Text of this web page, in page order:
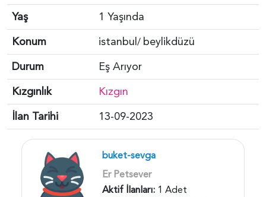
Yaş
1 Yaşında
Konum
istanbul/ beylikdüzü
Durum
Eş Arıyor
Kızgınlık
Kızgın
İlan Tarihi
13-09-2023
buket-sevga
Er Petsever
Aktif İlanları: 1 Adet